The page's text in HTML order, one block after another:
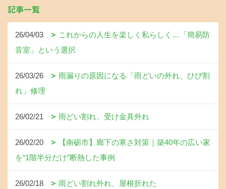
記事一覧
26/04/03
これからの人生を楽しく私らしく…「簡易防
音室」という選択
26/03/26
雨漏りの原因になる「雨どいの外れ、ひび割
れ」修理
26/02/21 雨どい割れ、受け金具外れ
26/02/20
【南砺市】廊下の寒さ対策｜築40年の広い家
を“1階半分だけ”断熱した事例
26/02/18 雨どい割れ外れ、屋根折れた